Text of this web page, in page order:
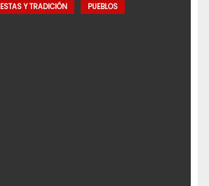
Y TRADICIÓN PUEBLOS